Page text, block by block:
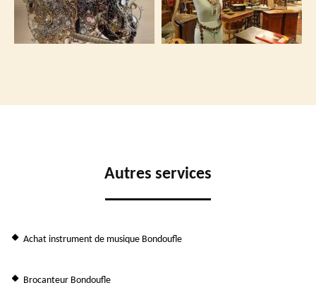
Autres services
Achat instrument de musique Bondoufle
Brocanteur Bondoufle